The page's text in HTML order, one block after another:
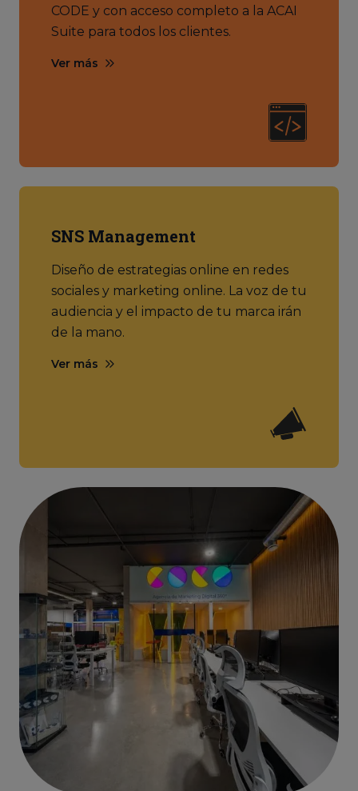
CODE y con acceso completo a la ACAI
Suite para todos los clientes.
Ver más
SNS Management
Diseño de estrategias online en redes
sociales y marketing online. La voz de tu
audiencia y el impacto de tu marca irán
de la mano.
Ver más